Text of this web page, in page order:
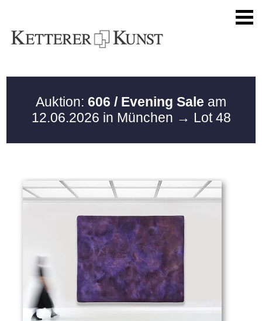
Auktion: 606 / Evening Sale am
12.06.2026 in München → Lot 48